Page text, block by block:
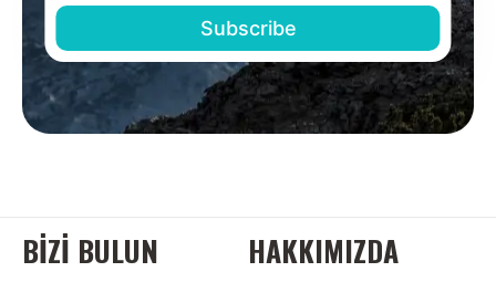
BIZI BULUN HAKKIMIZDA